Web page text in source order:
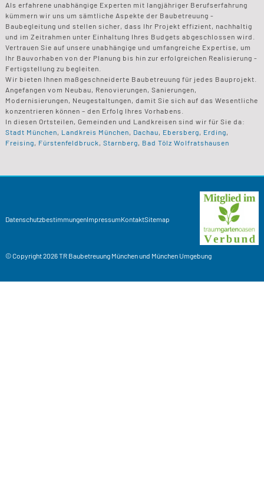
Als erfahrene unabhängige Experten mit langjähriger Berufserfahrung
kümmern wir uns um sämtliche Aspekte der Baubetreuung -
Baubegleitung und stellen sicher, dass Ihr Projekt effizient, nachhaltig
und im Zeitrahmen unter Einhaltung Ihres Budgets abgeschlossen wird.
Vertrauen Sie auf unsere unabhängige und umfangreiche Expertise, um
Ihr Bauvorhaben von der Planung bis hin zur erfolgreichen Realisierung -
Fertigstellung zu begleiten.
Wir bieten Ihnen maßgeschneiderte Baubetreuung für jedes Bauprojekt.
Angefangen vom Neubau, Renovierungen, Sanierungen,
Modernisierungen, Neugestaltungen, damit Sie sich auf das Wesentliche
konzentrieren können – den Erfolg Ihres Vorhabens.
In diesen Ortsteilen, Gemeinden und Landkreisen sind wir für Sie da:
Stadt München, Landkreis München, Dachau, Ebersberg, Erding,
Freising, Fürstenfeldbruck, Starnberg, Bad Tölz Wolfratshausen
DatenschutzbestimmungenImpressumKontaktSitemap
© Copyright 2026TR BaubetreuungMünchen und München Umgebung